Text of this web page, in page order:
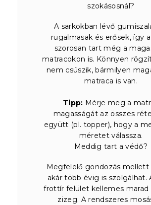
szokásosnál?
A sarkokban lévő
rugalmasak és erősek, így
szorosan tart még a
matracokon is. Könnyen
nem csúszik, bármilyen
matraca is van.
Tipp: Mérje meg a
magasságát az összes
együtt (pl. topper), hogy a
méretet válassza.
Meddig tart a védő?
Megfelelő gondozás mellett
akár több évig is szolgálhat.
frottír felület kellemes marad
zizeg. A rendszeres